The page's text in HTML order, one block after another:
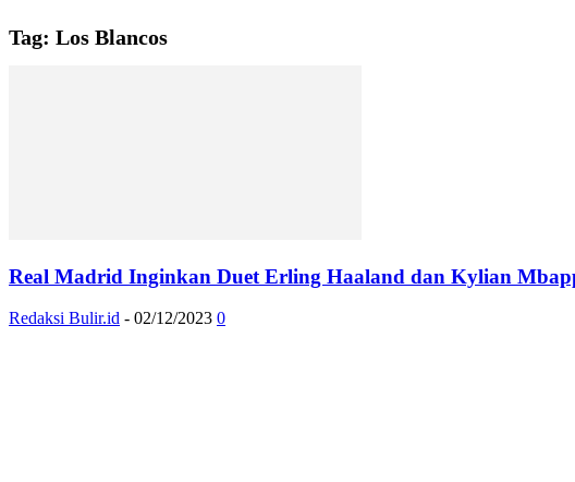
Tag: Los Blancos
Real Madrid Inginkan Duet Erling Haaland dan Kylian
Redaksi Bulir.id - 02/12/2023 0